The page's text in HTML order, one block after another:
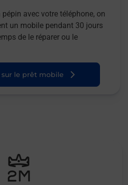
avec votre téléphone, on
un mobile pendant 30 jours
de le réparer ou le
sur le prêt mobile